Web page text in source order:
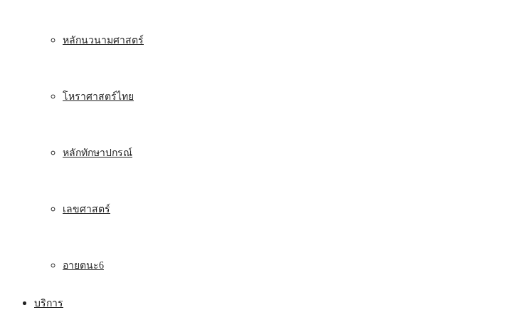
หลักนวนามศาสตร์
โหราศาสตร์ไทย
หลักทักษาปกรณ์
เลขศาสตร์
อายตนะ6
บริการ